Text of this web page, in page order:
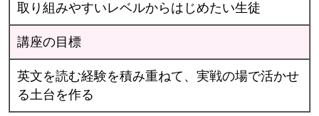
取り組みやすいレベルからはじめたい生徒
講座の目標
英文を読む経験を積み重ねて、実戦の場で活かせ
る土台を作る